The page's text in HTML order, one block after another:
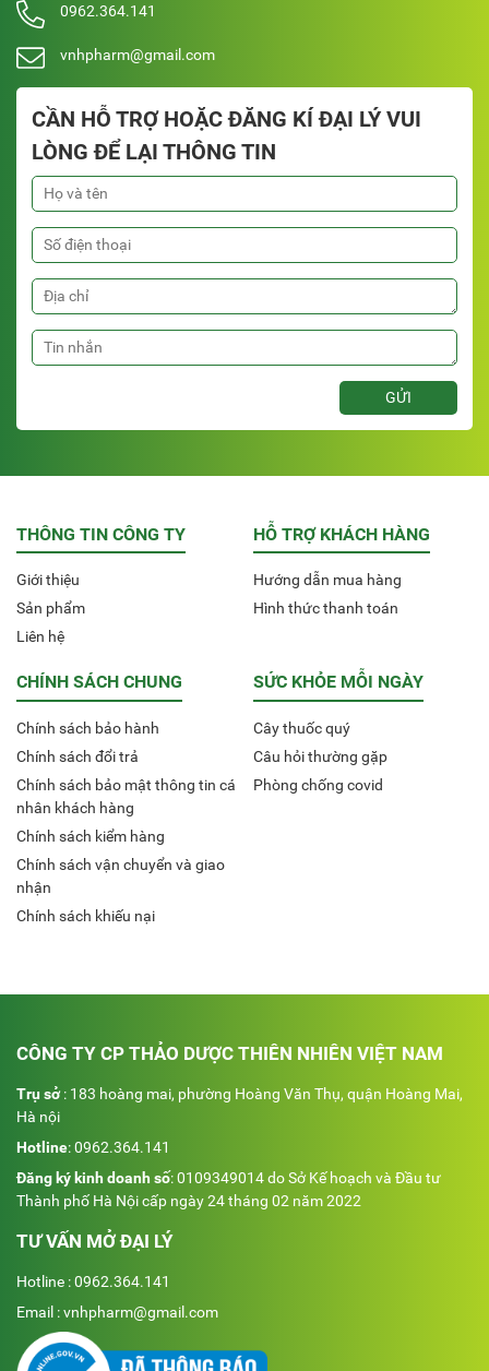
0962.364.141
vnhpharm@gmail.com
CẦN HỖ TRỢ HOẶC ĐĂNG KÍ ĐẠI LÝ VUI
LÒNG ĐỂ LẠI THÔNG TIN
THÔNG TIN CÔNG TY
Giới thiệu
Sản phẩm
Liên hệ
HỖ TRỢ KHÁCH HÀNG
Hướng dẫn mua hàng
Hình thức thanh toán
CHÍNH SÁCH CHUNG
Chính sách bảo hành
Chính sách đổi trả
Chính sách bảo mật thông tin cá
nhân khách hàng
Chính sách kiểm hàng
Chính sách vận chuyển và giao
nhận
Chính sách khiếu nại
SỨC KHỎE MỖI NGÀY
Cây thuốc quý
Câu hỏi thường gặp
Phòng chống covid
CÔNG TY CP THẢO DƯỢC THIÊN NHIÊN VIỆT NAM
Trụ sở: 183 hoàng mai, phường Hoàng Văn Thụ, quận Hoàng Mai,
Hà nội
Hotline:0962.364.141
Đăng ký kinh doanh số: 0109349014 do Sở Kế hoạch và Đầu tư
Thành phố Hà Nội cấp ngày 24 tháng 02 năm 2022
TƯ VẤN MỞ ĐẠI LÝ
Hotline : 0962.364.141
Email : vnhpharm@gmail.com